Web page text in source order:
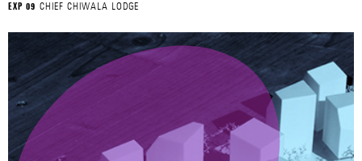
EXP 09 CHIEF CHIWALA LODGE